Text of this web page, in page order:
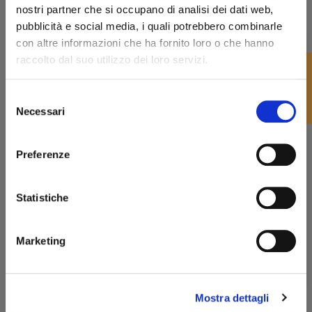
nostri partner che si occupano di analisi dei dati web,
pubblicità e social media, i quali potrebbero combinarle
con altre informazioni che ha fornito loro o che hanno
raccolto dal suo utilizzo dei loro servizi.
delNecessari
Preferenze
Statistiche
Marketing
Mostra dettagli
Humidor Lubinski
Morici Humidor
Humidor Dupont
HUMIDOR CARTUJANO TURRIS 3
CASSETTI NERO
1.900,00 € 1.710,00 €
favorite_border
VETRINA LUBINSKI 7 CASSETTI
FILTRO